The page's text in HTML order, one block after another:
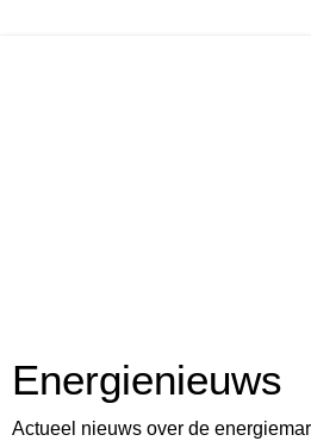
Energienieuws
Actueel nieuws over de